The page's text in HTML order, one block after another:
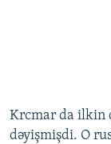
Krcmar da ilkin
dəyişmişdi. O